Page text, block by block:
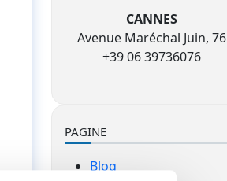
CANNES
Avenue Maréchal Juin, 76
+39 06 39736076
PAGINE
Blog